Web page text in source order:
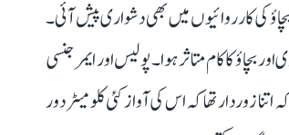
کی کارروائیوں میں بھی دشواری پیش آئی۔
بچاؤ کا کام متاثر ہوا۔ پولیس اور ایمرجنسی
زوردار تھا کہ اس کی آواز کئی کلومیٹر دور